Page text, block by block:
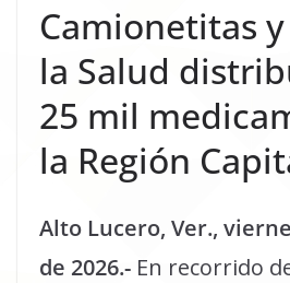
Camionetitas
la Salud
25 mil
la Región
Alto Lucero, Ver.,
de 2026.- En recorrido